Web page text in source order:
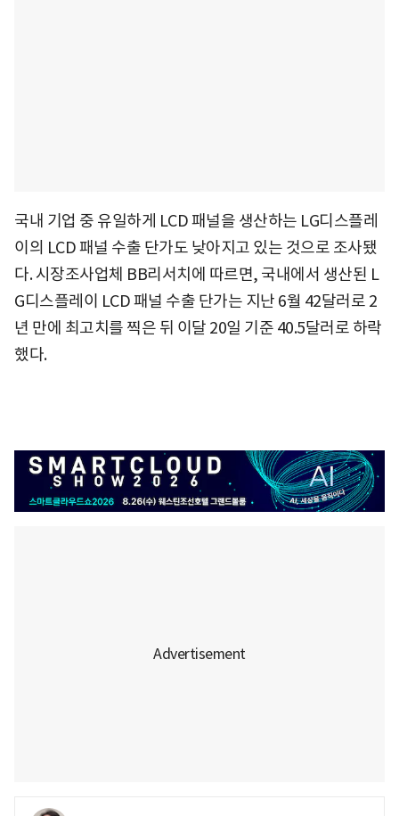
국내 기업 중 유일하게 LCD 패널을 생산하는 LG디스플레
이의 LCD 패널 수출 단가도 낮아지고 있는 것으로 조사됐
다. 시장조사업체 BB리서치에 따르면, 국내에서 생산된 L
G디스플레이 LCD 패널 수출 단가는 지난 6월 42달러로 2
년 만에 최고치를 찍은 뒤 이달 20일 기준 40.5달러로 하락
했다.